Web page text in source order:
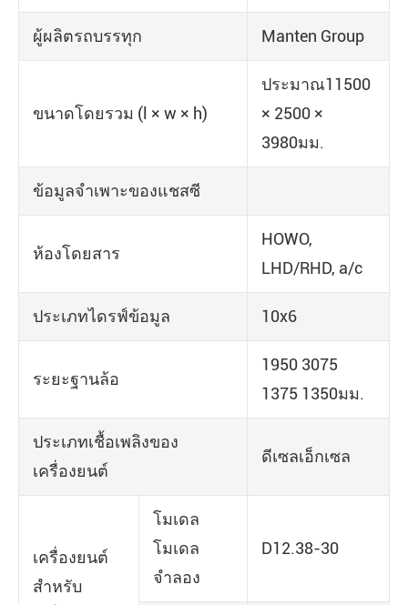
ผู้ผลิตรถบรรทุก Manten Group
ขนาดโดยรวม (l × w × h)
ประมาณ11500
× 2500 ×
3980มม.
ข้อมูลจำเพาะของแชสซี
ห้องโดยสาร
HOWO,
LHD/RHD, a/c
ประเภทไดรฟ์ข้อมูล 10x6
ระยะฐานล้อ
1950 3075
1375 1350มม.
ประเภทเชื้อเพลิงของ
เครื่องยนต์
ดีเซลเอ็กเซล
เครื่องยนต์
สำหรับ
โมเดล
โมเดล
จำลอง
D12.38-30